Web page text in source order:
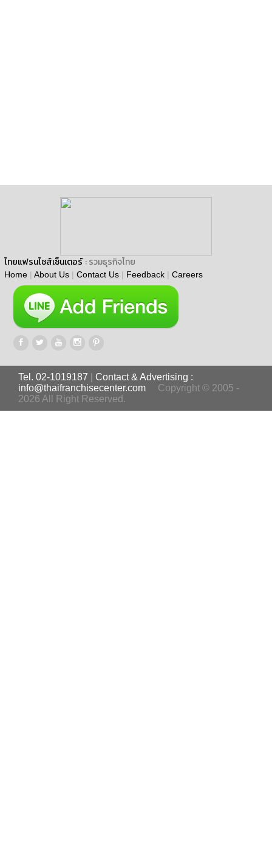
ไทยแฟรนไชส์เซ็นเตอร์ : รวมธุรกิจไทย
Home | About Us | Contact Us | Feedback | Careers
Tel. 02-1019187
Contact & Advertising :
info@thaifranchisecenter.com
Copyright © 2005 -
2026 All Right Reserved.